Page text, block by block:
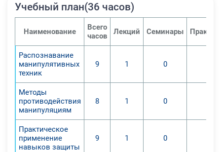
Учебный план(36 часов)
Наименование
Всего
часов
Лекций Семинары
Распознавание
манипулятивных
техник
9 1 0
Методы
противодействия
манипуляциям
8 1 0
Практическое
применение
навыков защиты
9 1 0